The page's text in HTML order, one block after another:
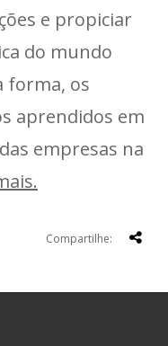
e propiciar
do mundo
forma, os
aprendidos em
empresas na
Compartilhe: